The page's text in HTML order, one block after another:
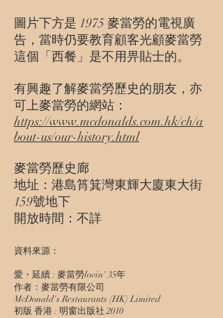
​圖片下方是 1975 麥當勞的電視廣
告，當時仍要教育顧客光顧麥當勞
這個「西餐」是不用畀貼士的。
有興趣了解麥當勞歷史的朋友，亦
可上麥當勞的網站：
https://www.mcdonalds.com.hk/ch/a
bout-us/our-history.html
麥當勞歷史廊
地址：港島筲箕灣東輝大廈東大街
159號地下
開放時間：不詳
資料來源：
愛・延續 : 麥當勞lovin' 35年
作者：麥當勞有限公司
McDonald's Restaurants (HK) Limited
初版 香港 : 明窗出版社 2010